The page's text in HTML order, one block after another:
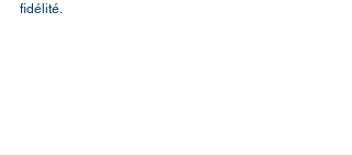
fidélité.